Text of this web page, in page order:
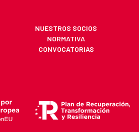
NUESTROS SOCIOS
NORMATIVA
CONVOCATORIAS